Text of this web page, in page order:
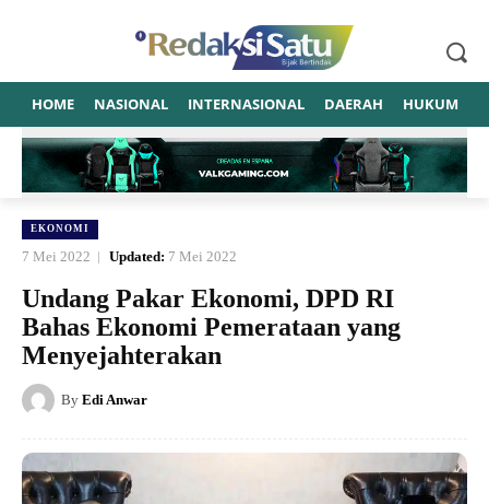
HOME NASIONAL INTERNASIONAL DAERAH HUKUM
EKONOMI
7 Mei 2022 Updated: 7 Mei 2022
Undang Pakar Ekonomi, DPD RI
Bahas Ekonomi Pemerataan yang
Menyejahterakan
By Edi Anwar